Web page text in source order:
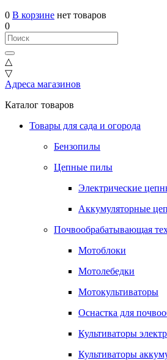
0 В корзине нет товаров
0
△
▽
Адреса магазинов
Каталог товаров
Товары для сада и огорода
Бензопилы
Цепные пилы
Электрические
Аккумуляторные
Почвообрабатывающая
Мотоблоки
Мотолебедки
Мотокультиваторы
Оснастка для
Культиваторы
Культиваторы